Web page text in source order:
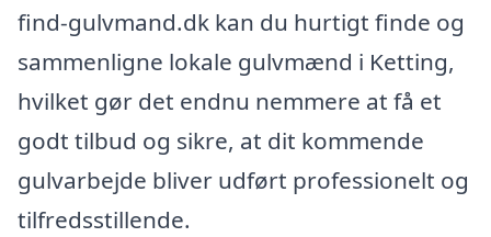
find-gulvmand.dk kan du hurtigt finde og
sammenligne lokale gulvmænd i Ketting,
hvilket gør det endnu nemmere at få et
godt tilbud og sikre, at dit kommende
gulvarbejde bliver udført professionelt og
tilfredsstillende.